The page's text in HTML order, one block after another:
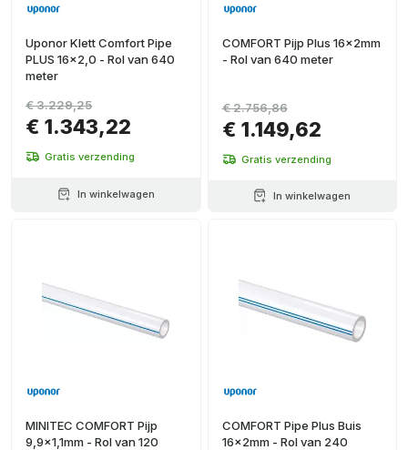
Uponor Klett Comfort Pipe
PLUS 16x2,0 - Rol van 640
meter
€ 1.343,22
€ 3.229,25
Gratis verzending
In winkelwagen
COMFORT Pijp Plus 16x2mm
- Rol van 640 meter
€ 1.149,62
€ 2.756,86
Gratis verzending
In winkelwagen
MINITEC COMFORT Pijp
9,9x1,1mm - Rol van 120
COMFORT Pipe Plus Buis
16x2mm - Rol van 240